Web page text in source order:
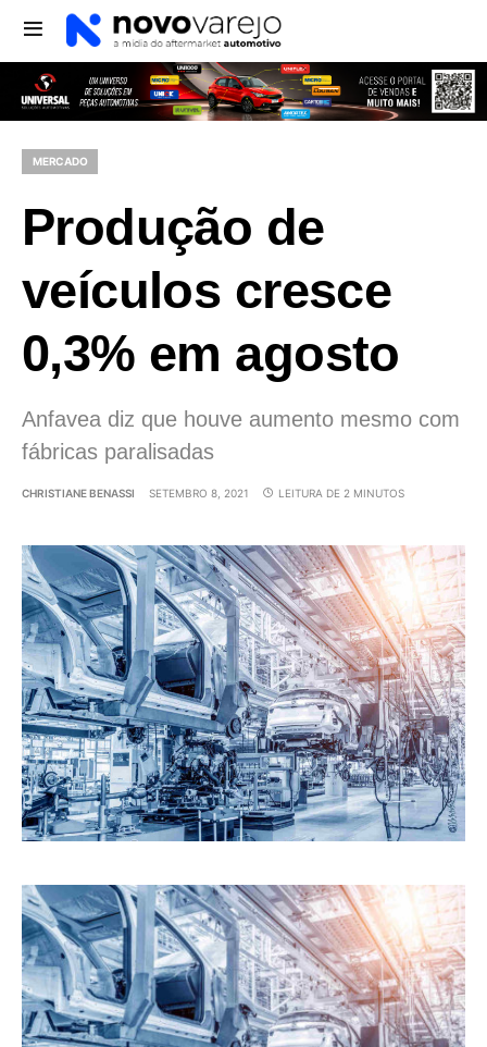
MERCADO
Produção de
veículos cresce
0,3% em agosto
Anfavea diz que houve aumento mesmo com
fábricas paralisadas
CHRISTIANE BENASSI SETEMBRO 8, 2021 LEITURA DE 2 MINUTOS